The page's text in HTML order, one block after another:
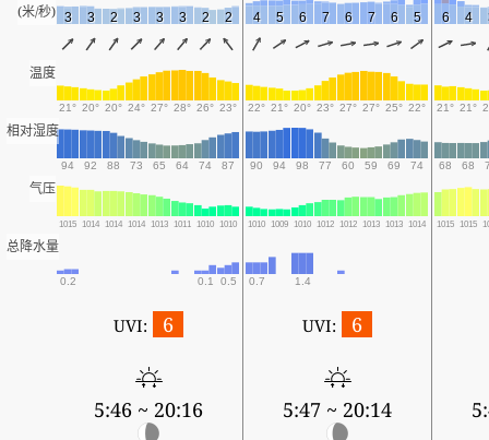
(米/秒) 3 3 2 3 3 3 2 2 4 5 6 7 6 7 6 5 6 4
温度
21° 20° 20° 24° 27° 28° 26° 23° 22° 21° 20° 23° 27° 27° 25° 22° 21° 21°
相对湿度
94 92 88 73 65 64 74 87 90 94 98 77 60 59 69 74 68 68
气压
1015 1014 1014 1014 1013 1011 1010 1010 1010 1009 1010 1012 1012 1013 1013 1014 1015 1015
总降水量
0.2 0.1 0.5 0.7 1.4
UVI: 6
5:46 ~ 20:16
UVI: 6
5:47 ~ 20:14